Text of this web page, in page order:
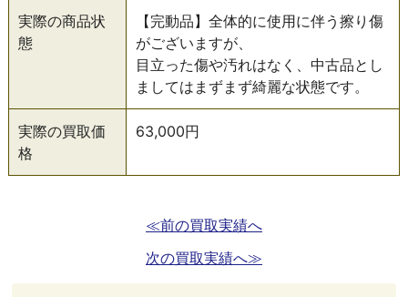
実際の商品状
態
【完動品】全体的に使用に伴う擦り傷
がございますが、
目立った傷や汚れはなく、中古品とし
ましてはまずまず綺麗な状態です。
実際の買取価
格
63,000円
≪前の買取実績へ
次の買取実績へ≫